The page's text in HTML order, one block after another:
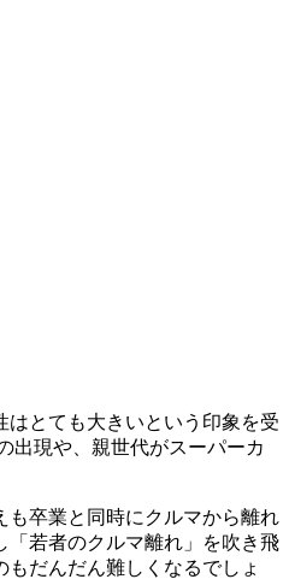
とても大きいという印象を受
出現や、親世代がスーパーカ
も卒業と同時にクルマから離れ
「若者のクルマ離れ」を吹き飛
だんだん難しくなるでしょ